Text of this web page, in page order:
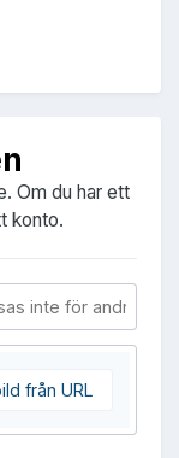
Om du har ett
konto.
från URL